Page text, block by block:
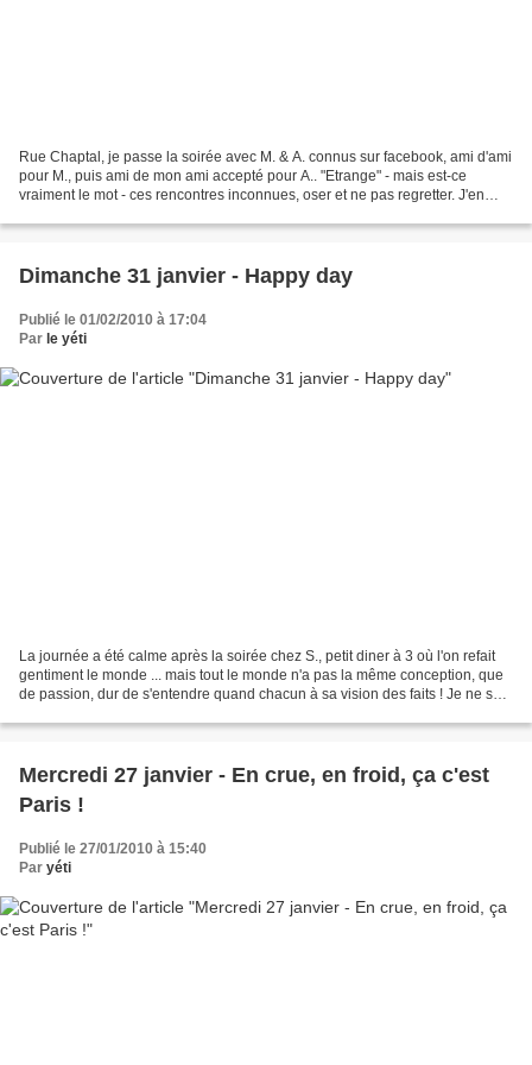
Rue Chaptal, je passe la soirée avec M. & A. connus sur facebook, ami d'ami
pour M., puis ami de mon ami accepté pour A.. "Etrange" - mais est-ce
vraiment le mot - ces rencontres inconnues, oser et ne pas regretter. J'en
Dimanche 31 janvier - Happy day
Publié le 01/02/2010 à 17:04
Par le yéti
La journée a été calme après la soirée chez S., petit diner à 3 où l'on refait
gentiment le monde ... mais tout le monde n'a pas la même conception, que
de passion, dur de s'entendre quand chacun à sa vision des faits ! Je ne suis
Mercredi 27 janvier - En crue, en froid, ça c'est
Paris !
Publié le 27/01/2010 à 15:40
Par yéti